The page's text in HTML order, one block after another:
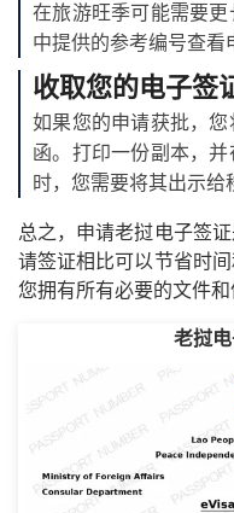
在旅游旺季可能需要
中提供的参考编号查看
收取您的电子签
如果您的申请获批，
函。打印一份副本，
时，您需要将其出示给
总之，申请老挝电子签
请签证相比可以节省时
您拥有所有必要的文件
老挝